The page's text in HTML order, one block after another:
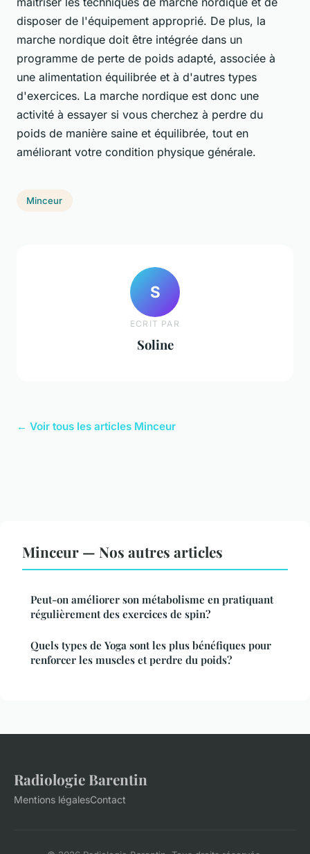
disposer de l'équipement approprié. De plus, la
marche nordique doit être intégrée dans un
programme de perte de poids adapté, associée à
une alimentation équilibrée et à d'autres types
d'exercices. La marche nordique est donc une
activité à essayer si vous cherchez à perdre du
poids de manière saine et équilibrée, tout en
améliorant votre condition physique générale.
Minceur
S
ECRIT PAR
Soline
← Voir tous les articles Minceur
Minceur — Nos autres articles
Peut-on améliorer son métabolisme en pratiquant
régulièrement des exercices de spin?
Quels types de Yoga sont les plus bénéfiques pour
renforcer les muscles et perdre du poids?
Radiologie Barentin
Mentions légalesContact